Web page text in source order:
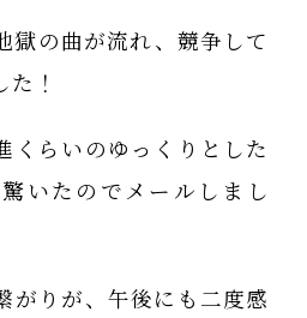
獄の曲が流れ、競争して
！
くらいのゆっくりとした
いたのでメールしまし
がりが、午後にも二度感